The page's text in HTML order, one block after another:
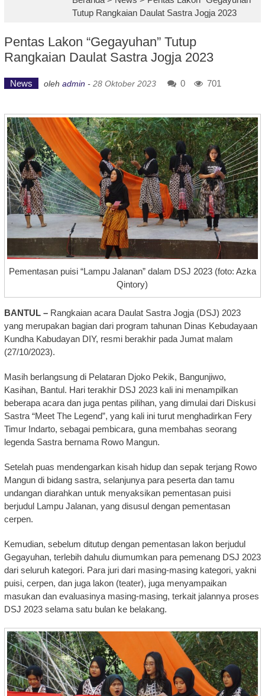
Tutup Rangkaian Daulat Sastra Jogja 2023
Pentas Lakon “Gegayuhan” Tutup
Rangkaian Daulat Sastra Jogja 2023
News oleh admin - 28 Oktober 2023 0 701
Pementasan puisi “Lampu Jalanan” dalam DSJ 2023 (foto: Azka
Qintory)
BANTUL –Rangkaian acara Daulat Sastra Jogja (DSJ) 2023
yang merupakan bagian dari program tahunan Dinas Kebudayaan
Kundha Kabudayan DIY, resmi berakhir pada Jumat malam
(27/10/2023).
Masih berlangsung di Pelataran Djoko Pekik, Bangunjiwo,
Kasihan, Bantul. Hari terakhir DSJ 2023 kali ini menampilkan
beberapa acara dan juga pentas pilihan, yang dimulai dari Diskusi
Sastra “Meet The Legend”, yang kali ini turut menghadirkan Fery
Timur Indarto, sebagai pembicara, guna membahas seorang
legenda Sastra bernama Rowo Mangun.
Setelah puas mendengarkan kisah hidup dan sepak terjang Rowo
Mangun di bidang sastra, selanjunya para peserta dan tamu
undangan diarahkan untuk menyaksikan pementasan puisi
berjudul Lampu Jalanan, yang disusul dengan pementasan
cerpen.
Kemudian, sebelum ditutup dengan pementasan lakon berjudul
Gegayuhan, terlebih dahulu diumumkan para pemenang DSJ 2023
dari seluruh kategori. Para juri dari masing-masing kategori, yakni
puisi, cerpen, dan juga lakon (teater), juga menyampaikan
masukan dan evaluasinya masing-masing, terkait jalannya proses
DSJ 2023 selama satu bulan ke belakang.